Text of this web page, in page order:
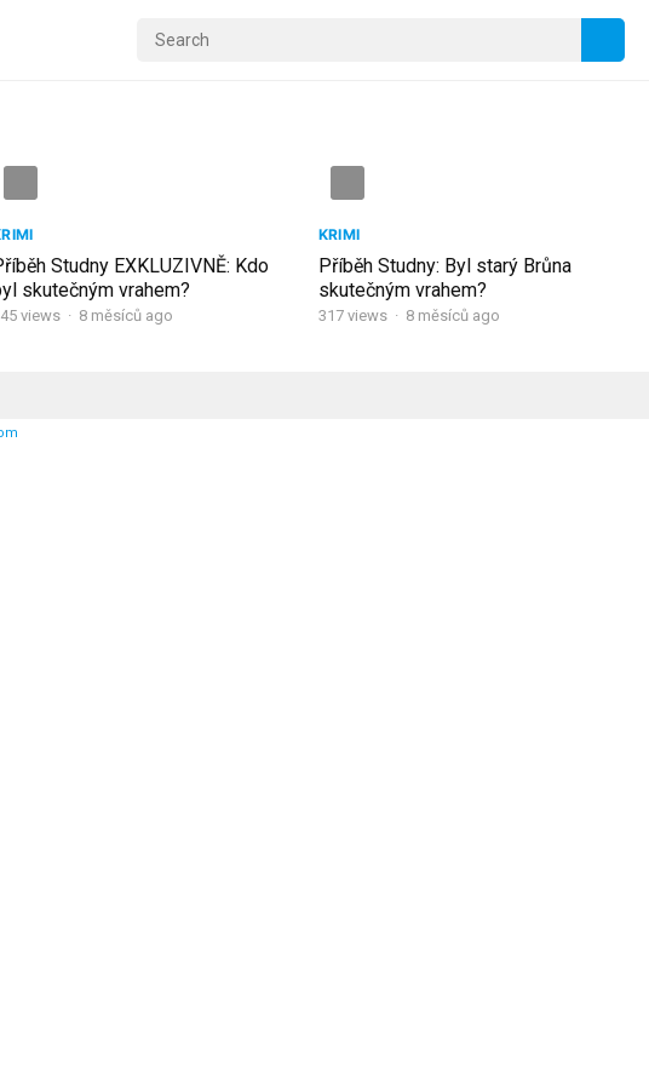
Studny EXKLUZIVNĚ: Kdo
skutečným vrahem?
views · 8 měsíců ago
KRIMI
Příběh Studny: Byl starý Brůna
skutečným vrahem?
317views · 8 měsíců ago